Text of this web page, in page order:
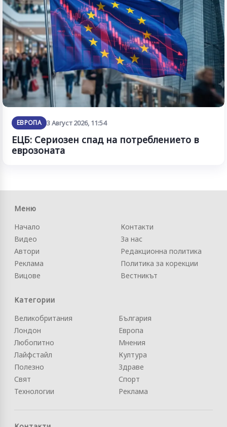
ЕВРОПА 3 Август 2026, 11:54
ЕЦБ: Сериозен спад на потреблението в
еврозоната
Меню
Начало
Видео
Автори
Реклама
Вицове
Контакти
За нас
Редакционна политика
Политика за корекции
Вестникът
Категории
Великобритания
Лондон
Любопитно
Лайфстайл
Полезно
Свят
Технологии
България
Европа
Мнения
Култура
Здраве
Спорт
Реклама